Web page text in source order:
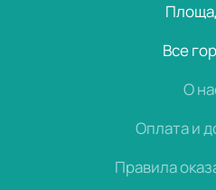
Все
О
Оплата и
Правила